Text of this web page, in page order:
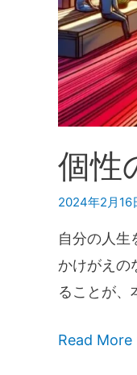
個性
2024年2月16
自分の人生
かけがえの
ることが、
Read More